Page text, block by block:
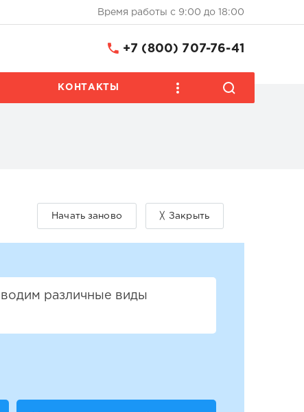
Время работы с 9:00 до 18:00
+7 (800) 707-76-41
КОНТАКТЫ
различные виды